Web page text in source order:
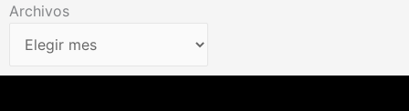
Archivos
Archivos